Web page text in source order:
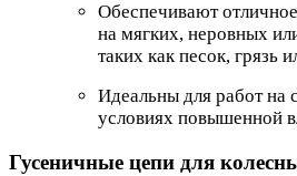
Обеспечивают
на мягких, неровных
таких как песок, грязь
Идеальны для работ
условиях повышенной
Гусеничные цепи для